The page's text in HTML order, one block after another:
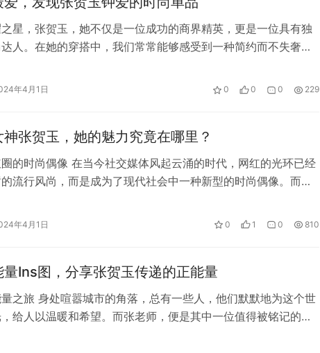
星，张贺玉，她不仅是一位成功的商界精英，更是一位具有独
人。在她的穿搭中，我们常常能够感受到一种简约而不失奢华
年4月1日 0 0 0 229
张贺玉，她的魅力究竟在哪里？
的时尚偶像 在当今社交媒体风起云涌的时代，网红的光环已经
流行风尚，而是成为了现代社会中一种新型的时尚偶像。而在
年4月1日 0 1 0 810
量Ins图，分享张贺玉传递的正能量
之旅 身处喧嚣城市的角落，总有一些人，他们默默地为这个世
给人以温暖和希望。而张老师，便是其中一位值得被铭记的正